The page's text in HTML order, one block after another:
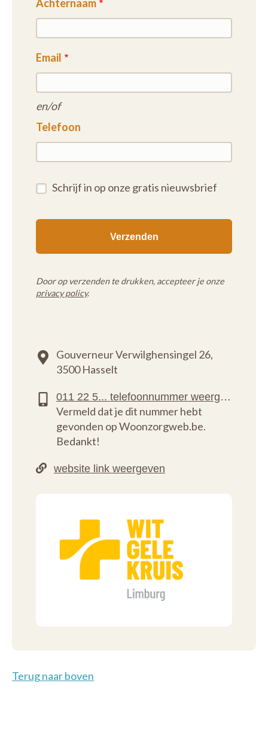
Achternaam
Email
en/of
Telefoon
Schrijf in op onze gratis nieuwsbrief
Door op verzenden te drukken, accepteer je onze
privacy policy.
Gouverneur Verwilghensingel 26,
3500 Hasselt
Vermeld dat je dit nummer hebt
gevonden op Woonzorgweb.be.
Bedankt!
Terug naar boven